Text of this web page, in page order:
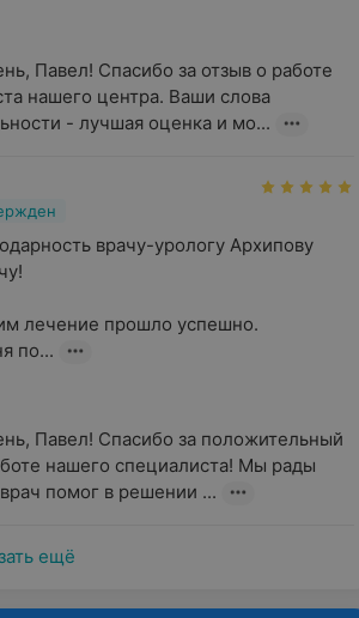
Павел! Спасибо за отзыв о работе
нашего центра. Ваши слова
- лучшая оценка и мо...
врачу-урологу Архипову
лечение прошло успешно.
по...
Павел! Спасибо за положительный
нашего специалиста! Мы рады
врач помог в решении ...
ещё